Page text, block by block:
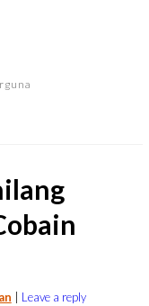
Leave a reply